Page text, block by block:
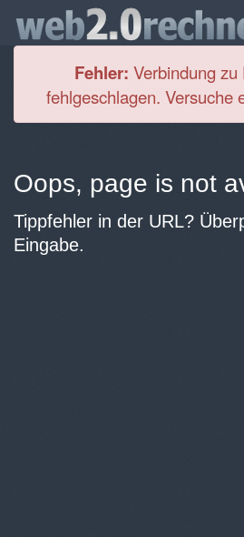
Fehler: Verbindung zu
fehlgeschlagen. Versuche
Oops, page is not
Tippfehler in der URL?
Eingabe.